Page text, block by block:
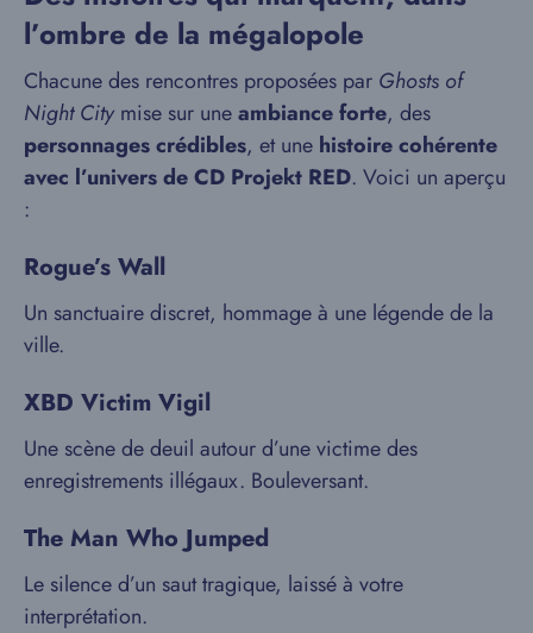
l’ombre de la mégalopole
Chacune des rencontres proposées par Ghosts of
Night City mise sur uneambiance forte, des
personnages crédibles, et une histoire cohérente
avec l’univers de CD Projekt RED. Voici un aperçu
:
Rogue’s Wall
Un sanctuaire discret, hommage à une légende de la
ville.
XBD Victim Vigil
Une scène de deuil autour d’une victime des
enregistrements illégaux. Bouleversant.
The Man Who Jumped
Le silence d’un saut tragique, laissé à votre
interprétation.